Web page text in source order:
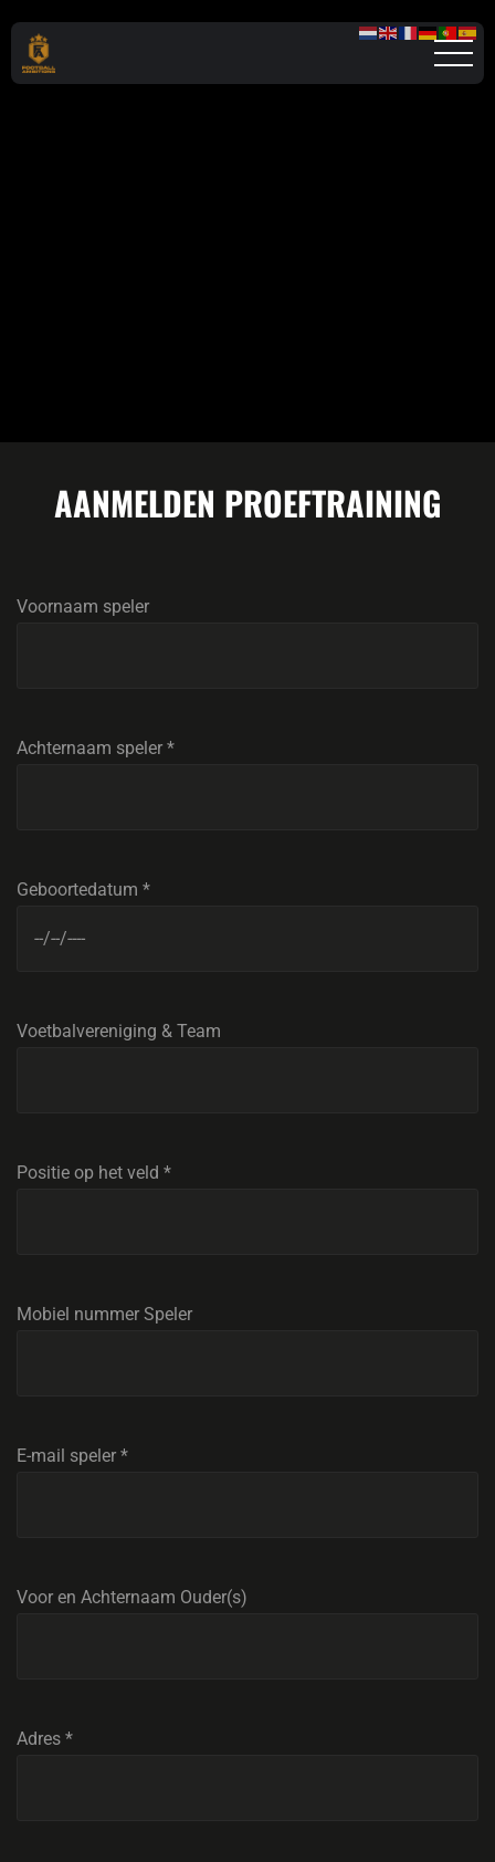
AANMELDEN PROEFTRAINING
Voornaam speler
Achternaam speler *
Geboortedatum *
Voetbalvereniging & Team
Positie op het veld *
Mobiel nummer Speler
E-mail speler *
Voor en Achternaam Ouder(s)
Adres *